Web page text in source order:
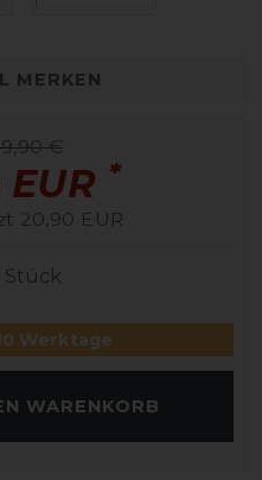
MERKEN
€
*
20,90 EUR
Stück
Werktage
WARENKORB